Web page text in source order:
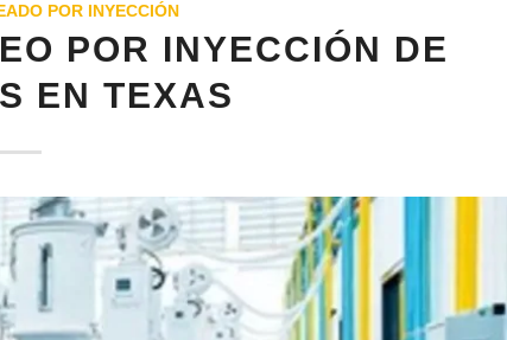
POR INYECCIÓN
POR INYECCIÓN DE
EN TEXAS